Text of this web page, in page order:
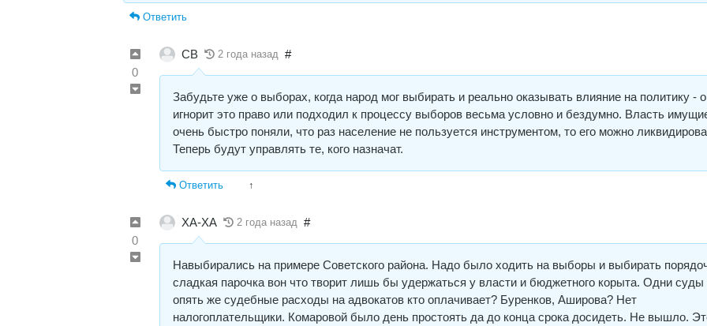
Ответить
0
СВ 2 года назад #
Забудьте уже о выборах, когда народ мог выбирать и реально оказывать влияние на политику -
игнорит это право или подходил к процессу выборов весьма условно и бездумно. Власть
очень быстро поняли, что раз население не пользуется инструментом, то его можно
Теперь будут управлять те, кого назначат.
Ответить ↑
0
ХА-ХА 2 года назад #
Навыбирались на примере Советского района. Надо было ходить на выборы и выбирать
сладкая парочка вон что творит лишь бы удержаться у власти и бюджетного корыта. Одни суды
опять же судебные расходы на адвокатов кто оплачивает? Буренков, Аширова? Нет
налогоплательщики. Комаровой было день простоять да до конца срока досидеть. Не вышло.